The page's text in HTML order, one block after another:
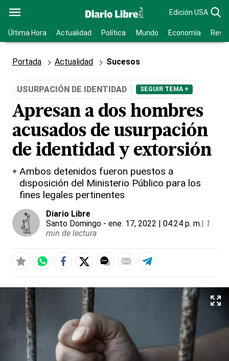
Edición USA
Última Hora Actualidad Política Mundo Economía
Portada Actualidad Sucesos
USURPACIÓN DE IDENTIDAD SEGUIR TEMA +
Apresan a dos hombres
acusados de usurpación
de identidad y extorsión
Ambos detenidos fueron puestos a
disposición del Ministerio Público para los
fines legales pertinentes
Diario Libre
Santo Domingo - ene. 17, 2022 | 04:24 p. m.| 1
min de lectura